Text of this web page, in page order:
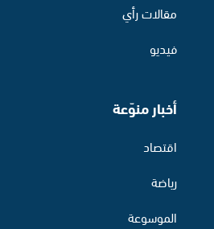
مقالات رأي
فيديو
أخبار منوّعة
اقتصاد
رياضة
الموسوعة